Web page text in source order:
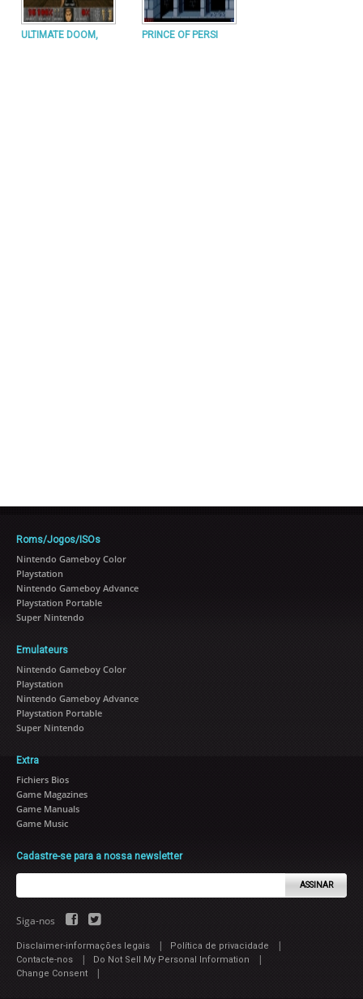
ULTIMATE DOOM, PRINCE OF PERSI
Roms/Jogos/ISOs
Nintendo Gameboy Color
Playstation
Nintendo Gameboy Advance
Playstation Portable
Super Nintendo
Emulateurs
Nintendo Gameboy Color
Playstation
Nintendo Gameboy Advance
Playstation Portable
Super Nintendo
Extra
Fichiers Bios
Game Magazines
Game Manuals
Game Music
Cadastre-se para a nossa newsletter
ASSINAR
Siga-nos
Disclaimer-informações legais | Política de privacidade |
Contacte-nos | Do Not Sell My Personal Information |
Change Consent |